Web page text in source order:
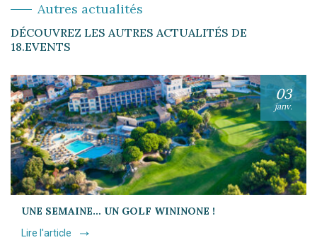
Autres actualités
DÉCOUVREZ LES AUTRES ACTUALITÉS DE
18.EVENTS
03
janv.
UNE SEMAINE… UN GOLF WININONE !
Lire l'article